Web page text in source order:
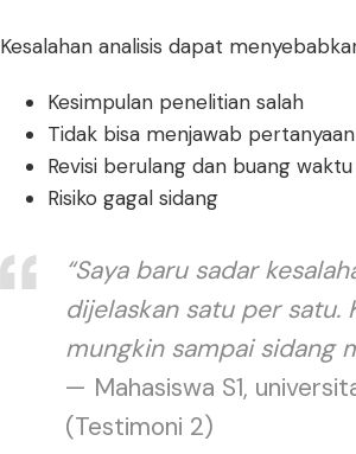
Kesalahan analisis dapat
Kesimpulan penelitian salah
Tidak bisa menjawab
Revisi berulang dan buang waktu
Risiko gagal sidang
“Saya baru sadar
dijelaskan satu per satu.
mungkin sampai sidang
— Mahasiswa S1,
(Testimoni 2)